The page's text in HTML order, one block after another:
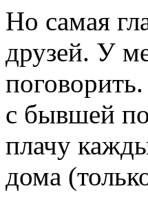
Но самая
друзей. У
с бывшей
плачу
дома